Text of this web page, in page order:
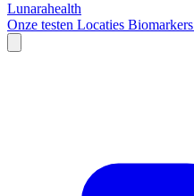
Lunarahealth
Onze testen Locaties Biomarkers